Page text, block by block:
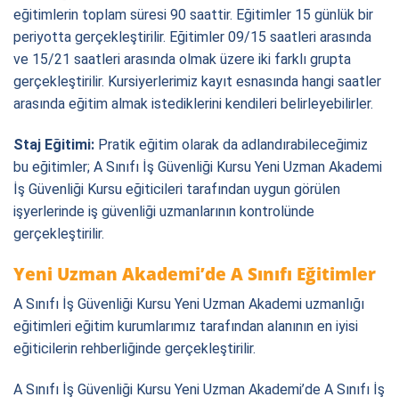
eğitimlerin toplam süresi 90 saattir. Eğitimler 15 günlük bir
periyotta gerçekleştirilir. Eğitimler 09/15 saatleri arasında
ve 15/21 saatleri arasında olmak üzere iki farklı grupta
gerçekleştirilir. Kursiyerlerimiz kayıt esnasında hangi saatler
arasında eğitim almak istediklerini kendileri belirleyebilirler.
Staj Eğitimi: Pratik eğitim olarak da adlandırabileceğimiz
bu eğitimler; A Sınıfı İş Güvenliği Kursu Yeni Uzman Akademi
İş Güvenliği Kursu eğiticileri tarafından uygun görülen
işyerlerinde iş güvenliği uzmanlarının kontrolünde
gerçekleştirilir.
Yeni Uzman Akademi’de A Sınıfı Eğitimler
A Sınıfı İş Güvenliği Kursu Yeni Uzman Akademi uzmanlığı
eğitimleri eğitim kurumlarımız tarafından alanının en iyisi
eğiticilerin rehberliğinde gerçekleştirilir.
A Sınıfı İş Güvenliği Kursu Yeni Uzman Akademi’de A Sınıfı İş